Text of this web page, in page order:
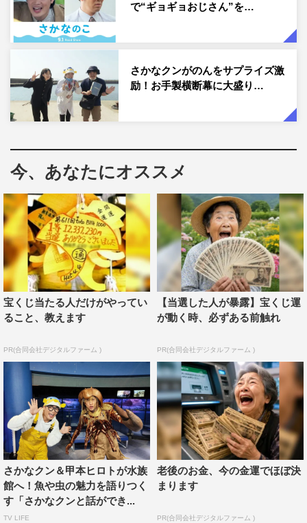
さらに、世界のサメ研究を牽引する美ら海水族館のバッグ
ヤードで、世界初の発見や、世界最大の魚ジンベエザメの
東京のキッチンスタジオには、特別ゲストとしてのんが登
場。サメをさばき、サメならではの内臓を体感。さらに、
刺身や伝統料理をいただく。あまりのおいしさにのん
も“ギョー天”する。のん、さかなクンによるコメントは以
のん コメント
サメというと「怖い」「凶暴」というイメージが先行する
存在ですが、さかなクンと一緒に、大きさも形もさまざま
なサメに触れたり、さばくところを見たり、食べたことも
ないサメ料理を頂いたりしていろんなサメを知りました。
ように知られざるサメの世界に足を踏み入れましょう！
楽しかった～。
さかなクン コメント
サメちゃんは世界中で500種ほどが知られていますが、ど
のサメちゃんも固有の魅力があり、大好きです。今回、沖
縄の海でイタチザメちゃん漁のお船に特別に乗せていただ
いたり、美ら海水族館さまでジンベエザメちゃんのびっく
りな生態を見たり、とびっきりのサメちゃんのお料理まで
で“ギョギョおじさん”を…
さかなクンがのんをサプライズ激
励！お手製横断幕に大盛り…
今、あなたにオススメ
宝くじ当たる人だけがやってい
ること、教えます
PR(合同会社デジタルファーム )
【当選した人が暴露】宝くじ運
が動く時、必ずある前触れ
PR(合同会社デジタルファーム )
さかなクン＆甲本ヒロトが水族
館へ！魚や虫の魅力を語りつく
す「さかなクンと話ができ...
TV LIFE
老後のお金、今の金運でほぼ決
まります
PR(合同会社デジタルファーム )